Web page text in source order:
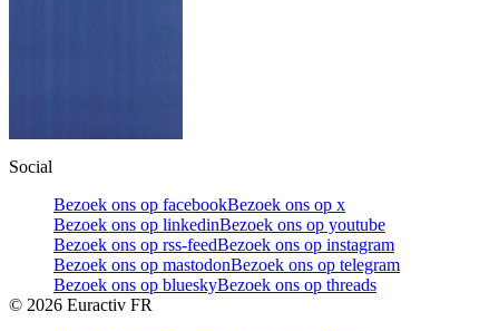
Social
Bezoek ons op facebookBezoek ons op x
Bezoek ons op linkedinBezoek ons op youtube
Bezoek ons op rss-feedBezoek ons op instagram
Bezoek ons op mastodonBezoek ons op telegram
Bezoek ons op blueskyBezoek ons op threads
© 2026 Euractiv FR